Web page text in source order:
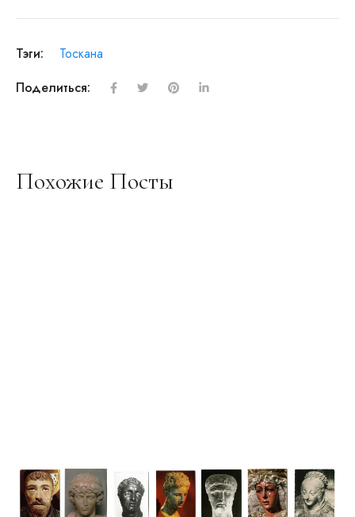
Тэги:
Тоскана
Поделиться:
Похожие Посты